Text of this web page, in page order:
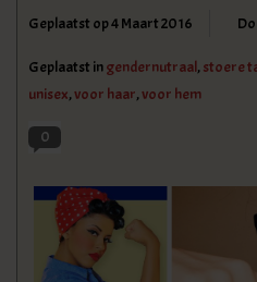
SHELBY BROTHERS
REISTASSEN
DOKTERSTASSEN
KLEDING
SPECIALS
Geplaatst op4 Maart 2016
Geplaatst ingendernutraal,stoere
unisex,voor haar,voor hem
0